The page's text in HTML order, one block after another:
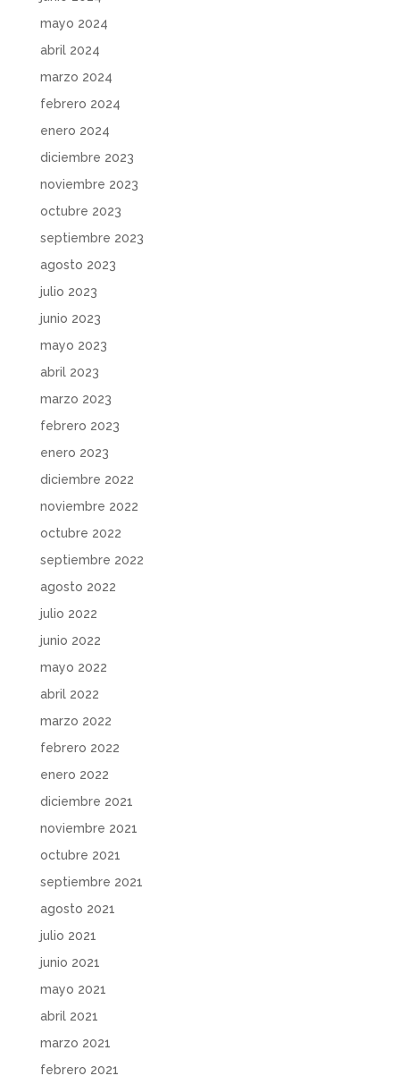
mayo 2024
abril 2024
marzo 2024
febrero 2024
enero 2024
diciembre 2023
noviembre 2023
octubre 2023
septiembre 2023
agosto 2023
julio 2023
junio 2023
mayo 2023
abril 2023
marzo 2023
febrero 2023
enero 2023
diciembre 2022
noviembre 2022
octubre 2022
septiembre 2022
agosto 2022
julio 2022
junio 2022
mayo 2022
abril 2022
marzo 2022
febrero 2022
enero 2022
diciembre 2021
noviembre 2021
octubre 2021
septiembre 2021
agosto 2021
julio 2021
junio 2021
mayo 2021
abril 2021
marzo 2021
febrero 2021